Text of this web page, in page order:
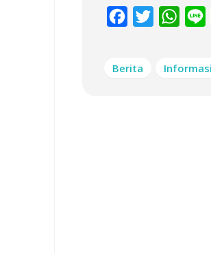
Facebook
Twitter
Berita Informasi